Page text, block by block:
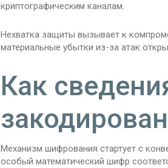
криптографическим каналам.
Нехватка защиты вызывает к
материальные убытки из-за атак
Как
Механизм шифрования стартует с
особый математический шифр